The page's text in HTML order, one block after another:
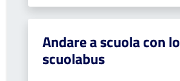
Andare a scuola con lo
scuolabus